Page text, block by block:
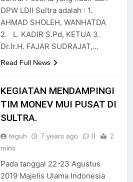
DPW LDII Sultra adalah : 1.
AHMAD SHOLEH, WANHATDA
2. L. KADIR S.Pd, KETUA 3.
Dr.Ir.H. FAJAR SUDRAJAT,…
Read Full News
KEGIATAN MENDAMPINGI
TIM MONEV MUI PUSAT DI
SULTRA.
teguh 7 years ago 0
2
mins
Pada tanggal 22-23 Agustus
2019 Majelis Ulama Indonesia